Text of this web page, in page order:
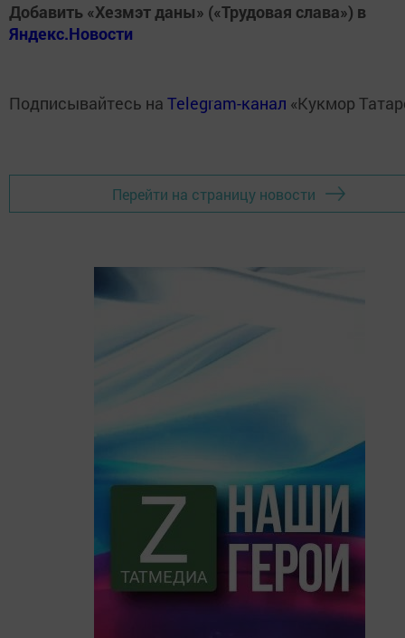
Добавить «Хезмэт даны» («Трудовая слава») в
Яндекс.Новости
Подписывайтесь на Telegram-канал «Кукмор
Перейти на страницу новости